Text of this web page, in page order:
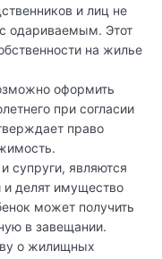
и лиц не
одариваемым. Этот
на жилье
оформить
при согласии
право
супруги, являются
делят имущество
может получить
в завещании.
о жилищных